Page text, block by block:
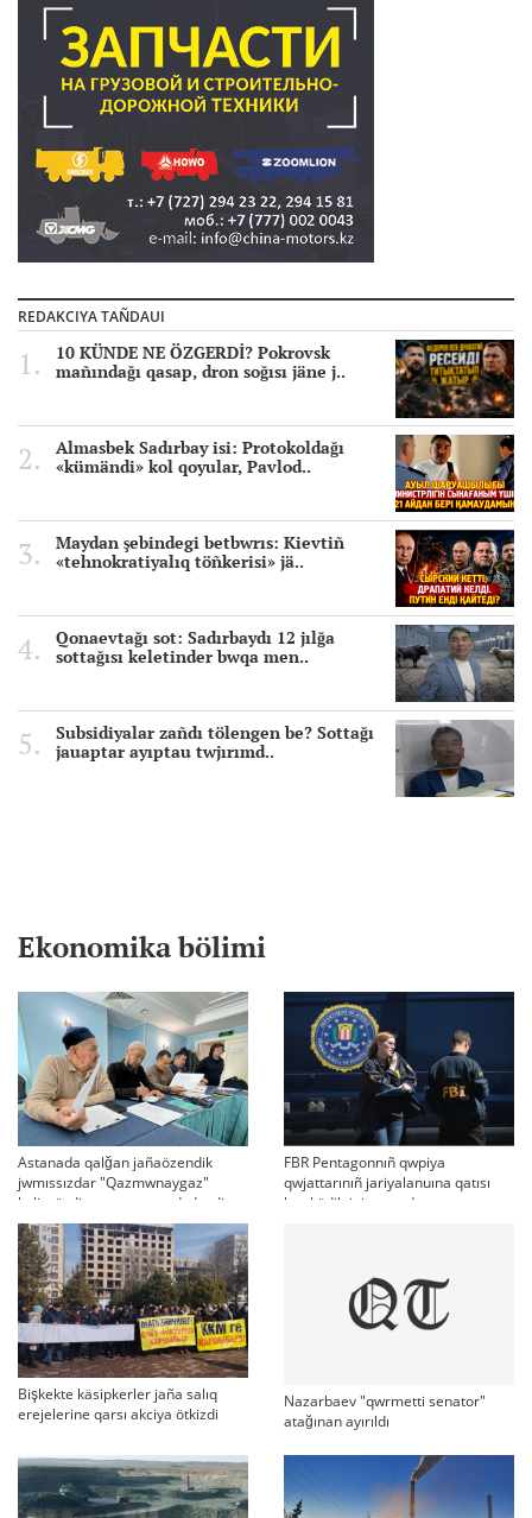
REDAKCIYA TAÑDAUI
10 KÜNDE NE ÖZGERDİ? Pokrovsk
mañındağı qasap, dron soğısı jäne j..
Almasbek Sadırbay isi: Protokoldağı
«kümändi» kol qoyular, Pavlod..
Maydan şebindegi betbwrıs: Kievtiñ
«tehnokratiyalıq töñkerisi» jä..
Qonaevtağı sot: Sadırbaydı 12 jılğa
sottağısı keletinder bwqa men..
Subsidiyalar zañdı tölengen be? Sottağı
jauaptar ayıptau twjırımd..
Ekonomika bölimi
Astanada qalğan jañaözendik
jwmıssızdar "Qazmwnaygaz"
kelissözdi toqtatıp tastadı deydi
FBR Pentagonnıñ qwpiya
qwjattarınıñ jariyalanuına qatısı
bar küdiktini qamadı
Bişkekte käsipkerler jaña salıq
erejelerine qarsı akciya ötkizdi
Nazarbaev "qwrmetti senator"
atağınan ayırıldı